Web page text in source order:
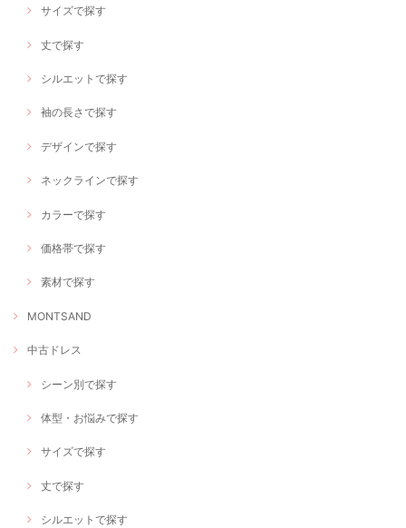
サイズで探す
丈で探す
シルエットで探す
袖の長さで探す
デザインで探す
ネックラインで探す
カラーで探す
価格帯で探す
素材で探す
MONTSAND
中古ドレス
シーン別で探す
体型・お悩みで探す
サイズで探す
丈で探す
シルエットで探す